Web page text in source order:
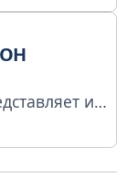
Наша дизайн-студия представляет исключительные обои для телефона, разработанные для твоей жизни. Погрузитесь в искусство! Реклама: По всем вопросам: @iAdmin23